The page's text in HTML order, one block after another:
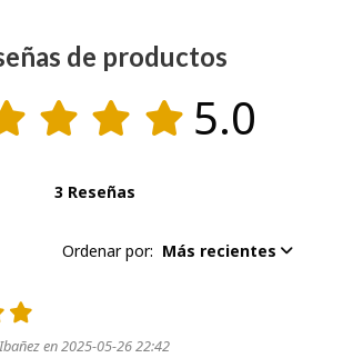
de productos
5.0
3 Reseñas
Ordenar por: Más recientes
en 2025-05-26 22:42